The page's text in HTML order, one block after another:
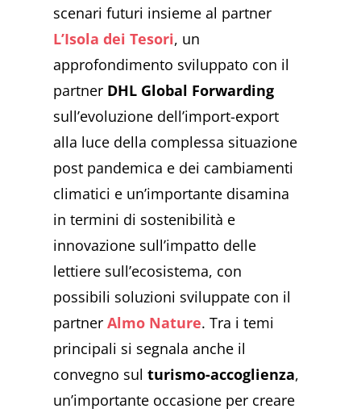
scenari futuri insieme al partner
L’Isola dei Tesori, un
approfondimento sviluppato con il
partner DHL Global Forwarding
sull’evoluzione dell’import-export
alla luce della complessa situazione
post pandemica e dei cambiamenti
climatici e un’importante disamina
in termini di sostenibilità e
innovazione sull’impatto delle
lettiere sull’ecosistema, con
possibili soluzioni sviluppate con il
partnerAlmo Nature. Tra i temi
principali si segnala anche il
convegno sulturismo-accoglienza,
un’importante occasione per creare